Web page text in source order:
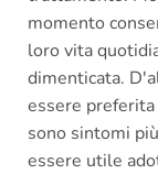
momento
loro vita
dimenticata.
essere
sono sintomi
essere utile